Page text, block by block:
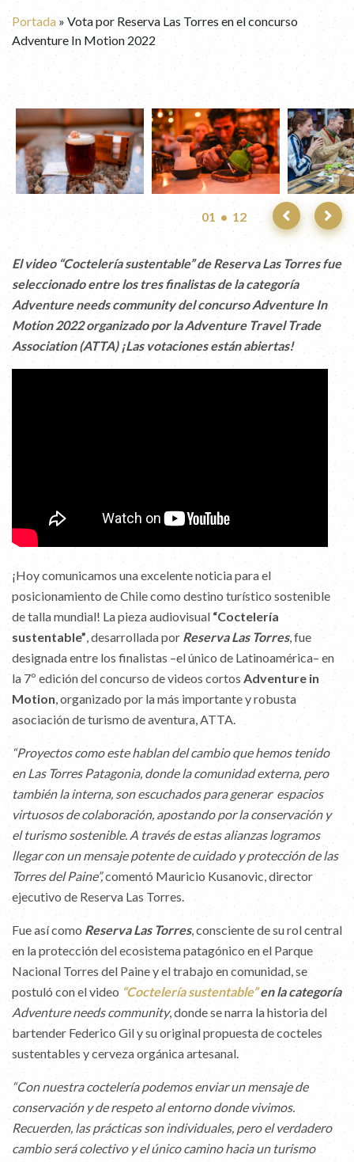
Portada » Vota por Reserva Las Torres en el concurso
Adventure In Motion 2022
01 • 12
El video “Coctelería sustentable” de Reserva Las Torres fue
seleccionado entre los tres finalistas de la categoría
Adventure needs community del concurso Adventure In
Motion 2022 organizado por la Adventure Travel Trade
Association (ATTA) ¡Las votaciones están abiertas!
¡Hoy comunicamos una excelente noticia para el
posicionamiento de Chile como destino turístico sostenible
de talla mundial! La pieza audiovisual “Coctelería
sustentable”, desarrollada por Reserva Las Torres, fue
designada entre los finalistas –el único de Latinoamérica– en
la 7º edición del concurso de videos cortos Adventure in
Motion, organizado por la más importante y robusta
asociación de turismo de aventura, ATTA.
“Proyectos como este hablan del cambio que hemos tenido
en Las Torres Patagonia, donde la comunidad externa, pero
también la interna, son escuchados para generar espacios
virtuosos de colaboración, apostando por la conservación y
el turismo sostenible. A través de estas alianzas logramos
llegar con un mensaje potente de cuidado y protección de las
Torres del Paine”,comentó Mauricio Kusanovic, director
ejecutivo de Reserva Las Torres.
Fue así como Reserva Las Torres, consciente de su rol central
en la protección del ecosistema patagónico en el Parque
Nacional Torres del Paine y el trabajo en comunidad, se
postuló con el video “Coctelería sustentable”en la categoría
Adventure needs community, donde se narra la historia del
bartender Federico Gil y su original propuesta de cocteles
sustentables y cerveza orgánica artesanal.
“Con nuestra coctelería podemos enviar un mensaje de
conservación y de respeto al entorno donde vivimos.
Recuerden, las prácticas son individuales, pero el verdadero
cambio será colectivo y el único camino hacia un turismo